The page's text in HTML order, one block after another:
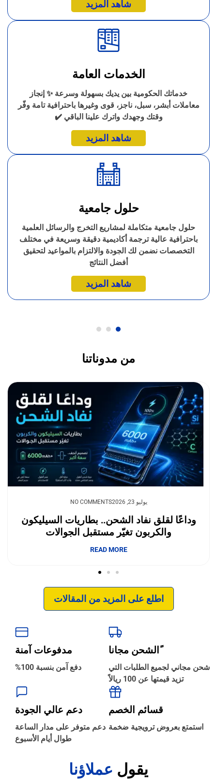
شاهد المزيد
الخدمات العامة
خدماتك الحكومية بين يديك بسهولة وسرعة ✨ إنجاز
معاملات أبشر، سبل، ناجز، قوى وغيرها باحترافية تامة وفّر
وقتك وجهدك واترك علينا الباقي ✔️
شاهد المزيد
حلول جامعية
حلول جامعية متكاملة لمشاريع التخرج والرسائل العلمية
باحترافية عالية ترجمة أكاديمية دقيقة وسريعة في مختلف
التخصصات نضمن لك الجودة والالتزام بالمواعيد لتحقيق
أفضل النتائج
شاهد المزيد
من مدوناتنا
يوليو 23, 2026 NO COMMENTS
وداعًا لقلق نفاد الشحن.. بطاريات السيليكون
والكربون تغيّر مستقبل الجوالات
READ MORE
اطلع على المزيد من المقالات
ًالشحن مجانا
شحن مجاني لجميع الطلبات التي
تزيد قيمتها عن 100 ريالاً
مدفوعات آمنة
دفع آمن بنسبة 100%
قسائم الخصم
استمتع بعروض ترويجية ضخمة
دعم عالي الجودة
دعم متوفر على مدار الساعة
طوال أيام الأسبوع
يقول عملاؤنا
إبداع فور يو
الترجمة والبحوث ‹
الطباعة والأدوات المكتبية
حجز طيران ‹